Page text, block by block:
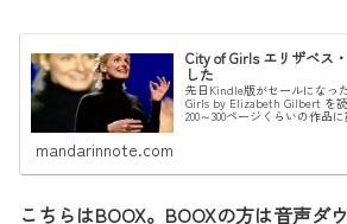
City of Girls エリザベス
した
先日Kindle版がセールになっ
Girls by Elizabeth Gilbert を
200～300ページくらいの作品
ちらは500ページ強。長かった
mandarinnote.com
こちらはBOOX。BOOXの方は音声ダ